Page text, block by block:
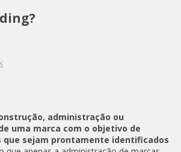
administração ou
uma marca com o objetivo de
que sejam prontamente identificados